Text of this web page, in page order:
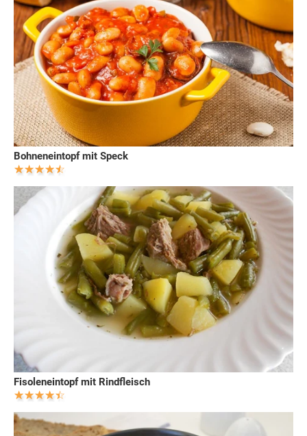
Bohneneintopf mit Speck
Fisoleneintopf mit Rindfleisch